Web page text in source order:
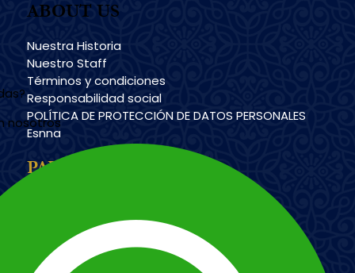
nosotros
ABOUT US
Nuestra Historia
Nuestro Staff
Términos y condiciones
Responsabilidad social
POLÍTICA DE PROTECCIÓN DE DATOS PERSONALES
Esnna
PAYMENT METHODS